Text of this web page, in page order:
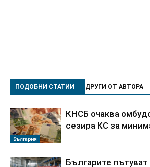
ПОДОБНИ СТАТИИ ДРУГИ ОТ АВТОРА
България
КНСБ очаква
сезира КС за
Българите